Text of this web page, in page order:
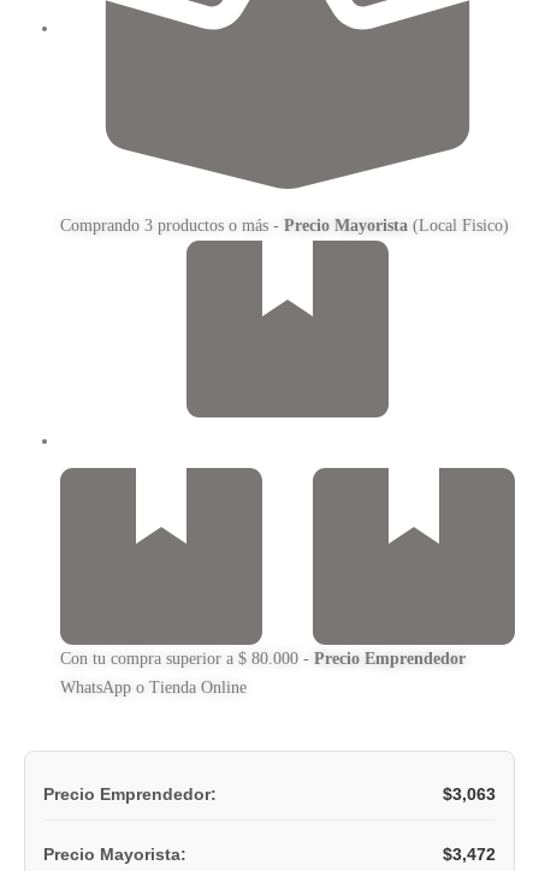
Comprando 3 productos o más - Precio Mayorista (Local Fisico)
Con tu compra superior a $ 80.000 - Precio Emprendedor
WhatsApp o Tienda Online
Precio Emprendedor: $3,063
Precio Mayorista: $3,472